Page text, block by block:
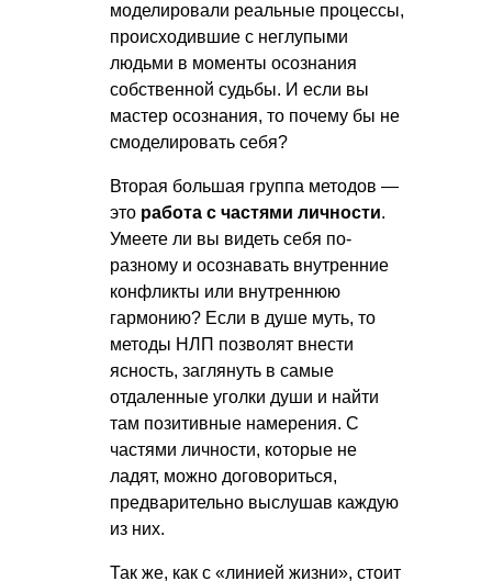
моделировали реальные процессы,
происходившие с неглупыми
людьми в моменты осознания
собственной судьбы. И если вы
мастер осознания, то почему бы не
смоделировать себя?
Вторая большая группа методов —
это работа с частями личности.
Умеете ли вы видеть себя по-
разному и осознавать внутренние
конфликты или внутреннюю
гармонию? Если в душе муть, то
методы НЛП позволят внести
ясность, заглянуть в самые
отдаленные уголки души и найти
там позитивные намерения. С
частями личности, которые не
ладят, можно договориться,
предварительно выслушав каждую
из них.
Так же, как с «линией жизни», стоит